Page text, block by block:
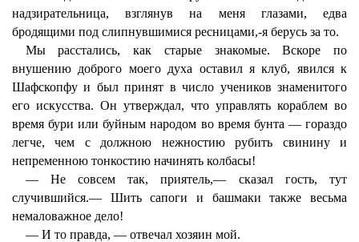
надзирательница, взглянув на меня глазами, едва
бродящими под слипнувшимися ресницами,-я берусь за то.
Мы расстались, как старые знакомые. Вскоре по
внушению доброго моего духа оставил я клуб, явился к
Шафскопфу и был принят в число учеников знаменитого
его искусства. Он утверждал, что управлять кораблем во
время бури или буйным народом во время бунта — гораздо
легче, чем с должною нежностию рубить свинину и
непременною тонкостию начинять колбасы!
— Не совсем так, приятель,— сказал гость, тут
случившийся.— Шить сапоги и башмаки также весьма
немаловажное дело!
— И то правда, — отвечал хозяин мой.